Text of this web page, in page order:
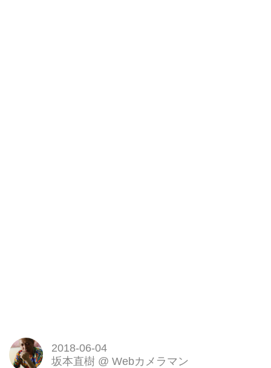
2018-06-04
坂本直樹 @ Webカメラマン